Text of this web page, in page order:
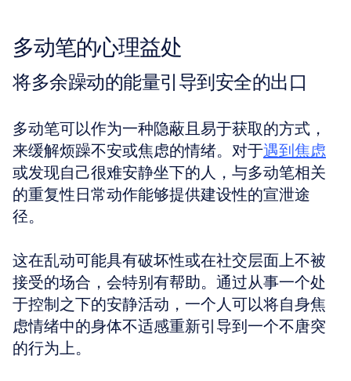
多动笔的心理益处
将多余躁动的能量引导到安全的出口
多动笔可以作为一种隐蔽且易于获取的方式，
来缓解烦躁不安或焦虑的情绪。对于遇到焦虑
或发现自己很难安静坐下的人，与多动笔相关
的重复性日常动作能够提供建设性的宣泄途
径。
这在乱动可能具有破坏性或在社交层面上不被
接受的场合，会特别有帮助。通过从事一个处
于控制之下的安静活动，一个人可以将自身焦
虑情绪中的身体不适感重新引导到一个不唐突
的行为上。